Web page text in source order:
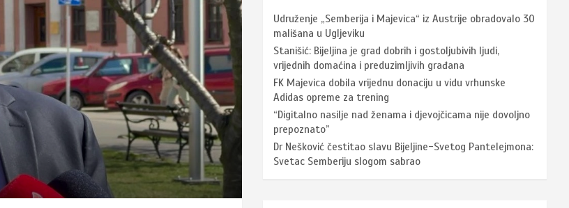
Udruženje „Semberija i Majevica“ iz Austrije obradovalo 30
mališana u Ugljeviku
Stanišić: Bijeljina je grad dobrih i gostoljubivih ljudi,
vrijednih domaćina i preduzimljivih građana
FK Majevica dobila vrijednu donaciju u vidu vrhunske
Adidas opreme za trening
“Digitalno nasilje nad ženama i djevojčicama nije dovoljno
prepoznato”
Dr Nešković čestitao slavu Bijeljine-Svetog Pantelejmona:
Svetac Semberiju slogom sabrao